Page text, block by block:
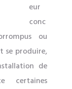
eur
conc
ou
se produire,
de
certaines